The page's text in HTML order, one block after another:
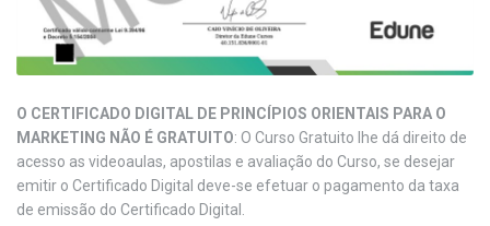
O CERTIFICADO DIGITAL DE PRINCÍPIOS ORIENTAIS PARA O
MARKETING NÃO É GRATUITO: O Curso Gratuito lhe dá direito de
acesso as videoaulas, apostilas e avaliação do Curso, se desejar
emitir o Certificado Digital deve-se efetuar o pagamento da taxa
de emissão do Certificado Digital.